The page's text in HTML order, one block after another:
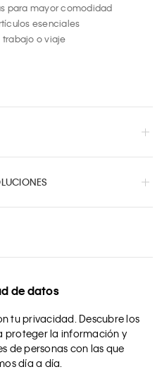
para mayor comodidad
esenciales
trabajo o viaje
de datos
tu privacidad. Descubre los
proteger la información y
de personas con las que
día a día.